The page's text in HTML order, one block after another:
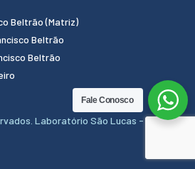
Beltrão (Matriz)
Beltrão
Beltrão
Laboratório São Lucas - 2024.
Fale Conosco